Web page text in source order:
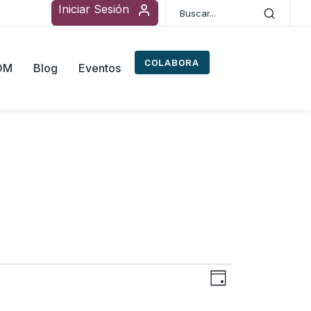
Iniciar Sesión
Blog Eventos COLABORA
Día